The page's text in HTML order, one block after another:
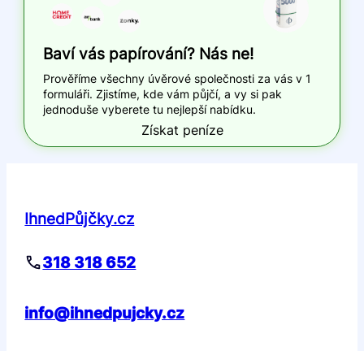
Baví vás papírování? Nás ne!
Prověříme všechny úvěrové společnosti za vás v 1
formuláři. Zjistíme, kde vám půjčí, a vy si pak
jednoduše vyberete tu nejlepší nabídku.
Získat peníze
IhnedPůjčky.cz
318 318 652
info@ihnedpujcky.cz